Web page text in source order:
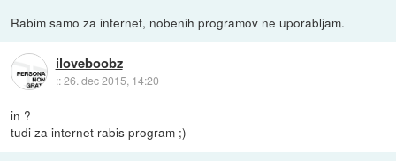
Rabim samo za internet, nobenih programov ne uporabljam.
iloveboobz
::26. dec 2015, 14:20
in ?
tudi za internet rabis program ;)